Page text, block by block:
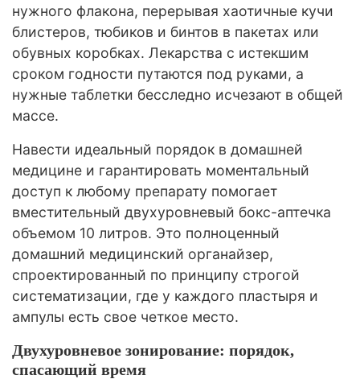
нужного флакона, перерывая хаотичные кучи
блистеров, тюбиков и бинтов в пакетах или
обувных коробках. Лекарства с истекшим
сроком годности путаются под руками, а
нужные таблетки бесследно исчезают в общей
массе.
Навести идеальный порядок в домашней
медицине и гарантировать моментальный
доступ к любому препарату помогает
вместительный двухуровневый бокс-аптечка
объемом 10 литров. Это полноценный
домашний медицинский органайзер,
спроектированный по принципу строгой
систематизации, где у каждого пластыря и
ампулы есть свое четкое место.
Двухуровневое зонирование: порядок,
спасающий время